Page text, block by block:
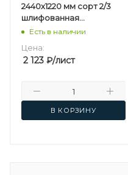
2440х1220 мм сорт 2/3
шлифованная
березовая
Есть в наличии
Цена:
2 123 ₽/лист
В КОРЗИНУ